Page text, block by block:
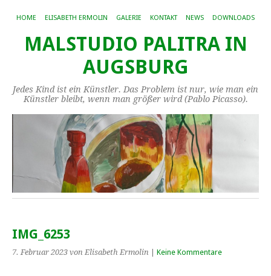
HOME ELISABETH ERMOLIN GALERIE KONTAKT NEWS DOWNLOADS
MALSTUDIO PALITRA IN
AUGSBURG
Jedes Kind ist ein Künstler. Das Problem ist nur, wie man ein
Künstler bleibt, wenn man größer wird (Pablo Picasso).
IMG_6253
7. Februar 2023 von Elisabeth Ermolin | Keine Kommentare